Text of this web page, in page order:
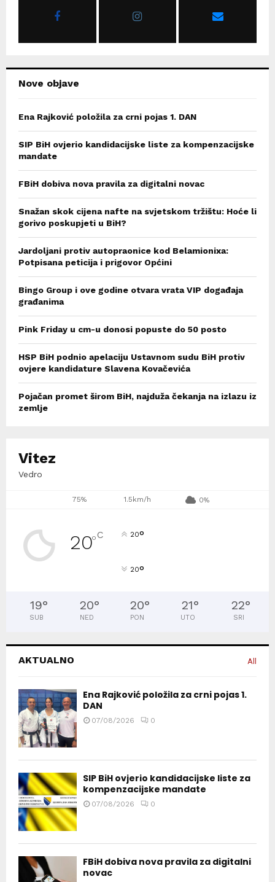
Nove objave
Ena Rajković položila za crni pojas 1. DAN
SIP BiH ovjerio kandidacijske liste za kompenzacijske
mandate
FBiH dobiva nova pravila za digitalni novac
Snažan skok cijena nafte na svjetskom tržištu: Hoće li
gorivo poskupjeti u BiH?
Jardoljani protiv autopraonice kod Belamionixa:
Potpisana peticija i prigovor Općini
Bingo Group i ove godine otvara vrata VIP događaja
građanima
Pink Friday u cm-u donosi popuste do 50 posto
HSP BiH podnio apelaciju Ustavnom sudu BiH protiv
ovjere kandidature Slavena Kovačevića
Pojačan promet širom BiH, najduža čekanja na izlazu iz
zemlje
Vitez
Vedro
75% 1.5km/h 0%
20°C 20°
20°
19°
SUB
20°
NED
20°
PON
21°
UTO
22°
SRI
AKTUALNO All
Ena Rajković položila za crni pojas 1.
DAN
07/08/2026 0
SIP BiH ovjerio kandidacijske liste za
kompenzacijske mandate
07/08/2026 0
FBiH dobiva nova pravila za digitalni
novac